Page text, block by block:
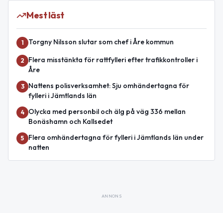
Mest läst
1 Torgny Nilsson slutar som chef i Åre kommun
2
Flera misstänkta för rattfylleri efter trafikkontroller i
Åre
3
Nattens polisverksamhet: Sju omhändertagna för
fylleri i Jämtlands län
4
Olycka med personbil och älg på väg 336 mellan
Bonäshamn och Kallsedet
5
Flera omhändertagna för fylleri i Jämtlands län under
natten
ANNONS